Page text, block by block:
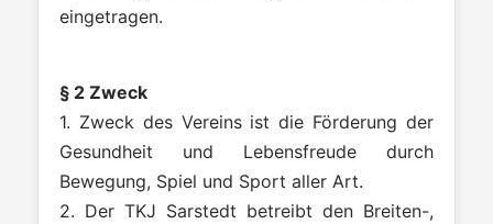
eingetragen.
§ 2 Zweck
1. Zweck des Vereins ist die Förderung der
Gesundheit und Lebensfreude durch
Bewegung, Spiel und Sport aller Art.
2. Der TKJ Sarstedt betreibt den Breiten-,